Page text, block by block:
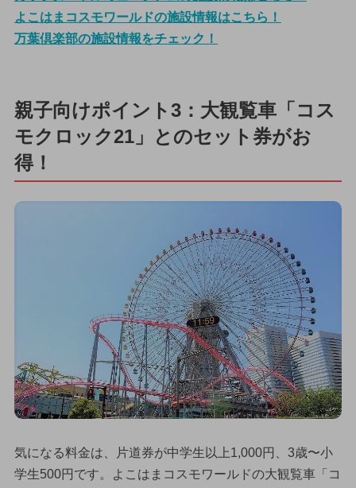
よこはまコスモワールドの施設情報はこちら！
万葉倶楽部の施設情報をチェック！
親子向けポイント3：大観覧車「コス
モクロック21」とのセット券がお
得！
気になる料金は、片道券が中学生以上1,000円、3歳〜小
学生500円です。よこはまコスモワールドの大観覧車「コ